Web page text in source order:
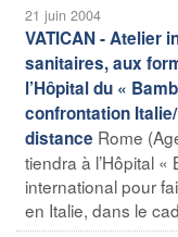
21 juin 2004
VATICAN - Atelier
sanitaires, aux
l’Hôpital du «
confrontation
distance Rome
tiendra à l’Hôpital
international pour
en Italie, dans le